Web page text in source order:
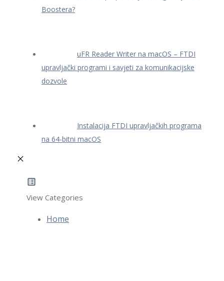
Boostera?
uFR Reader Writer na macOS – FTDI
upravljački programi i savjeti za komunikacijske
dozvole
Instalacija FTDI upravljačkih programa
na 64-bitni macOS
View Categories
Home